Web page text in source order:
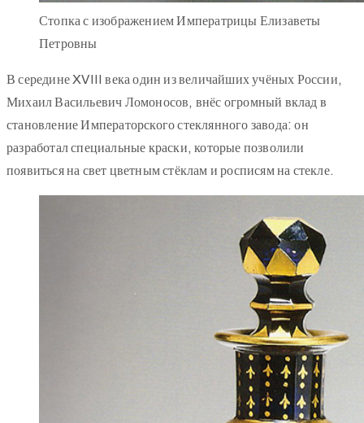
Стопка с изображением Императрицы Елизаветы
Петровны
В середине XVIII века один из величайших учёных России,
Михаил Васильевич Ломоносов, внёс огромный вклад в
становление Императорского стеклянного завода: он
разработал специальные краски, которые позволили
появиться на свет цветным стёклам и росписям на стекле.